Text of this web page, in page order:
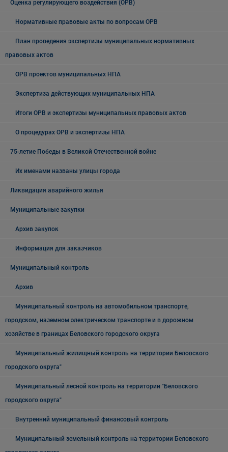
Оценка регулирующего воздействия (ОРВ)
Нормативные правовые акты по вопросам ОРВ
План проведения экспертизы муниципальных нормативных
правовых актов
ОРВ проектов муниципальных НПА
Экспертиза действующих муниципальных НПА
Итоги ОРВ и экспертизы муниципальных правовых актов
О процедурах ОРВ и экспертизы НПА
75-летие Победы в Великой Отечественной войне
Их именами названы улицы города
Ликвидация аварийного жилья
Муниципальные закупки
Архив закупок
Информация для заказчиков
Муниципальный контроль
Архив
Муниципальный контроль на автомобильном транспорте,
городском, наземном электрическом транспорте и в дорожном
хозяйстве в границах Беловского городского округа
Муниципальный жилищный контроль на территории Беловского
городского округа"
Муниципальный лесной контроль на территории "Беловского
городского округа"
Внутренний муниципальный финансовый контроль
Муниципальный земельный контроль на территории Беловского